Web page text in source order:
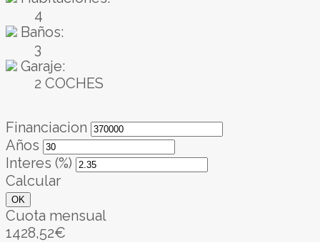
4
Baños:
3
Garaje:
2 COCHES
Financiacion
Años
Interes (%)
Calcular
OK
Cuota mensual
1428,52€